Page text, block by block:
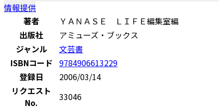
情報提供
著者
ＹＡＮＡＳＥ ＬＩＦＥ編集室編
出版社
アミューズ・ブックス
ジャンル
文芸書
ISBNコード 9784906613229
登録日
2006/03/14
リクエスト
No.
33046